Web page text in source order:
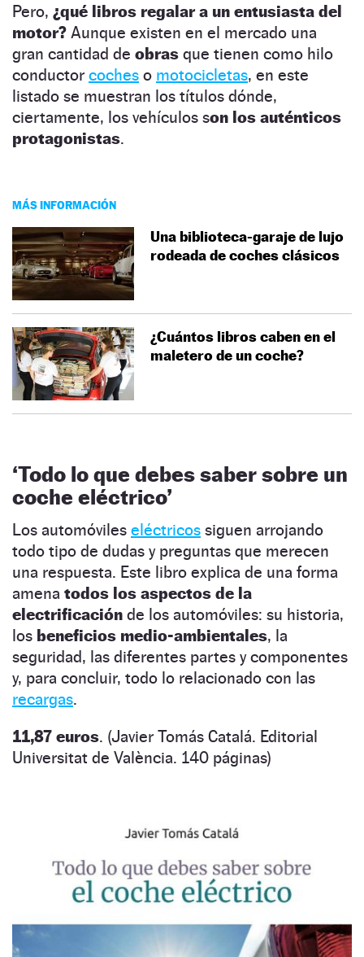
Pero, ¿qué libros regalar a un entusiasta del
motor? Aunque existen en el mercado una
gran cantidad de obras que tienen como hilo
conductor coches o motocicletas, en este
listado se muestran los títulos dónde,
ciertamente, los vehículos son los auténticos
protagonistas.
MÁS INFORMACIÓN
Una biblioteca-garaje de lujo
rodeada de coches clásicos
¿Cuántos libros caben en el
maletero de un coche?
‘Todo lo que debes saber sobre un
coche eléctrico’
Los automóviles eléctricos siguen arrojando
todo tipo de dudas y preguntas que merecen
una respuesta. Este libro explica de una forma
amena todos los aspectos de la
electrificación de los automóviles: su historia,
los beneficios medio-ambientales, la
seguridad, las diferentes partes y componentes
y, para concluir, todo lo relacionado con las
recargas.
11,87 euros. (Javier Tomás Catalá. Editorial
Universitat de València. 140 páginas)